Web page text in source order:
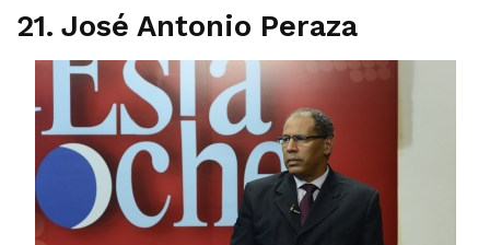
21. José Antonio Peraza